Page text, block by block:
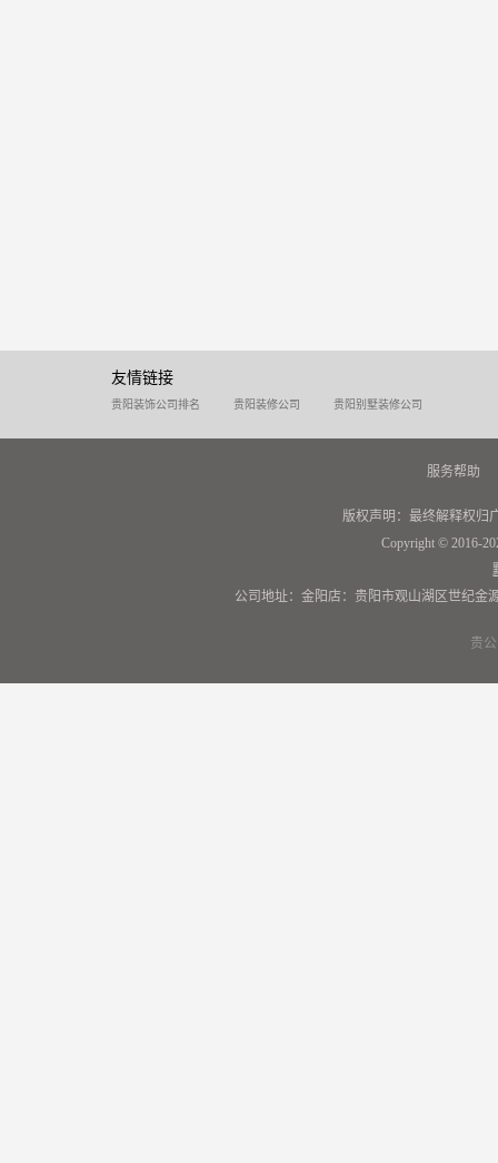
友情链接
贵阳装饰公司排名 贵阳装修公司 贵阳别墅装修公司
服务帮助
版权声明：最终解释权归
Copyright © 2016-
公司地址：金阳店：贵阳市观山湖区世纪金
贵